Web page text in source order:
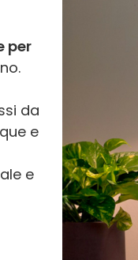
per
da
e
e